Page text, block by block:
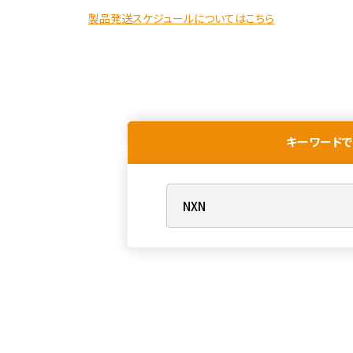
製品発送スケジュールについてはこちら
キーワード